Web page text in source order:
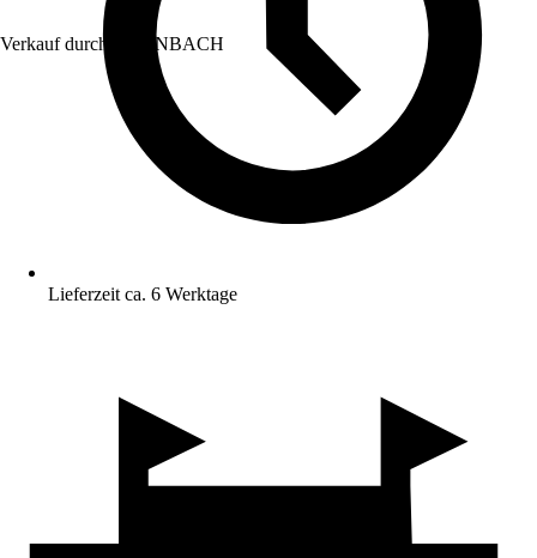
Verkauf durch: HORNBACH
Lieferzeit ca. 6 Werktage